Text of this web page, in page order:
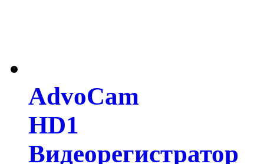
AdvoCam
HD1
Видеорегистратор